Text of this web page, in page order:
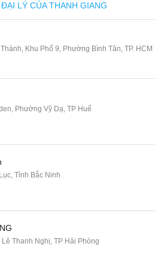
LÝ CỦA THANH GIANG
Khu Phố 9, Phường Bình Tân, TP. HCM
Phường Vỹ Dạ, TP Huế
Tỉnh Bắc Ninh
Thanh Nghị, TP Hải Phòng